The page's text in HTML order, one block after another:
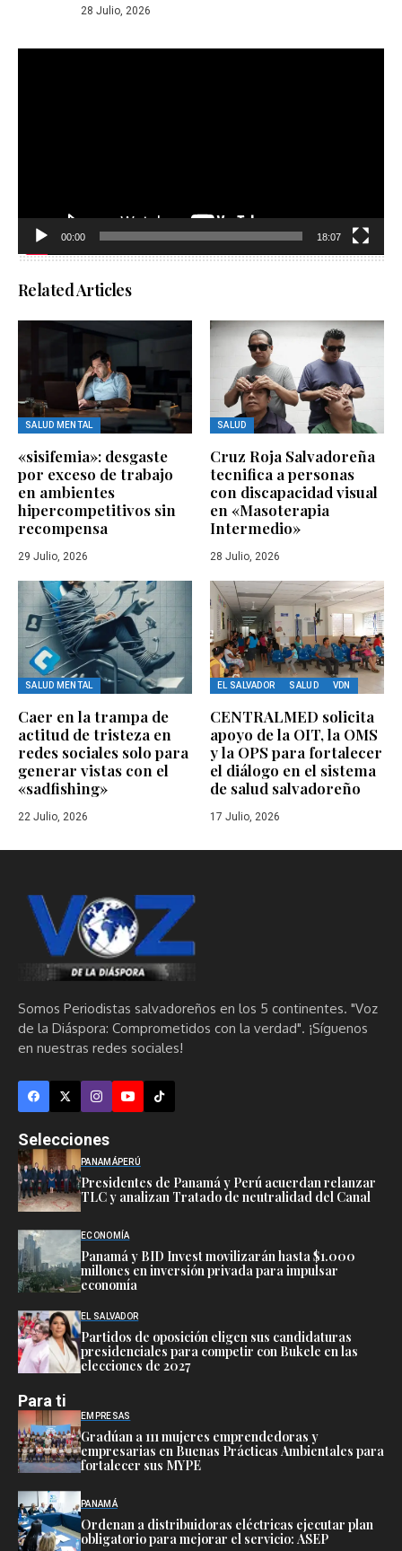
28 Julio, 2026
00:00 18:07
Related Articles
SALUD MENTAL
«sisifemia»: desgaste
por exceso de trabajo
en ambientes
hipercompetitivos sin
recompensa
29 Julio, 2026
SALUD
Cruz Roja Salvadoreña
tecnifica a personas
con discapacidad visual
en «Masoterapia
Intermedio»
28 Julio, 2026
SALUD MENTAL
Caer en la trampa de
actitud de tristeza en
redes sociales solo para
generar vistas con el
«sadfishing»
22 Julio, 2026
EL SALVADOR SALUD VDN
CENTRALMED solicita
apoyo de la OIT, la OMS
y la OPS para fortalecer
el diálogo en el sistema
de salud salvadoreño
17 Julio, 2026
Somos Periodistas salvadoreños en los 5 continentes. "Voz
de la Diáspora: Comprometidos con la verdad". ¡Síguenos
en nuestras redes sociales!
Selecciones
PANAMÁPERÚ
Presidentes de Panamá y Perú acuerdan relanzar
TLC y analizan Tratado de neutralidad del Canal
ECONOMÍA
Panamá y BID Invest movilizarán hasta $1.000
millones en inversión privada para impulsar
economía
EL SALVADOR
Partidos de oposición eligen sus candidaturas
presidenciales para competir con Bukele en las
elecciones de 2027
Para ti
EMPRESAS
Gradúan a 111 mujeres emprendedoras y
empresarias en Buenas Prácticas Ambientales para
fortalecer sus MYPE
PANAMÁ
Ordenan a distribuidoras eléctricas ejecutar plan
obligatorio para mejorar el servicio: ASEP